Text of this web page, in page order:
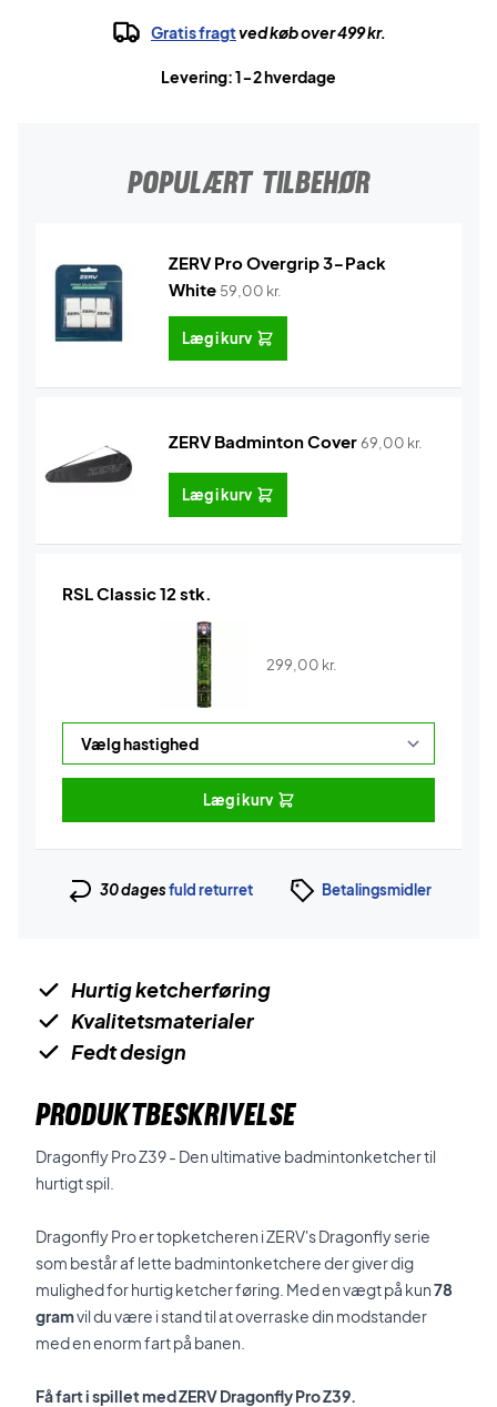
Gratis fragtved køb over 499 kr.
Levering: 1-2 hverdage
POPULÆRT TILBEHØR
ZERV Pro Overgrip 3-Pack
White 59,00 kr.
Læg i kurv
ZERV Badminton Cover69,00 kr.
Læg i kurv
RSL Classic 12 stk.
299,00 kr.
Læg i kurv
30 dagesfuld returret Betalingsmidler
Hurtig ketcherføring
Kvalitetsmaterialer
Fedt design
PRODUKTBESKRIVELSE
Dragonfly Pro Z39 - Den ultimative badmintonketcher til
hurtigt spil.
Dragonfly Pro er topketcheren i ZERV's Dragonfly serie
som består af lette badmintonketchere der giver dig
mulighed for hurtig ketcher føring. Med en vægt på kun78
gramvil du være i stand til at overraske din modstander
med en enorm fart på banen.
Få fart i spillet med ZERV Dragonfly Pro Z39.